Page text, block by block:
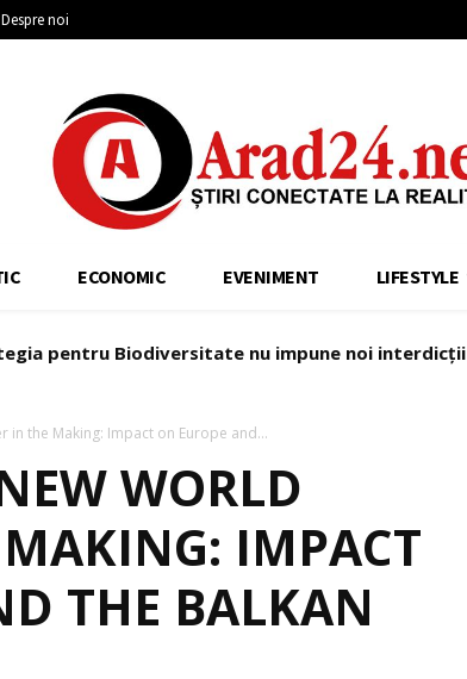
Despre noi
ECONOMIC EVENIMENT LIFESTYLE
pentru Biodiversitate nu impune noi
Nagy: Locuitorii din Sântana au dreptul la un
in the Making: Impact on Europe and...
WORLD
IMPACT
THE BALKAN